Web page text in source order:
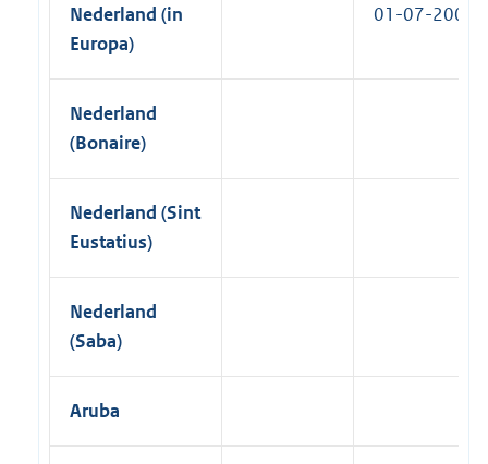
Nederland (in
Europa)
01-07-2001
Nederland
(Bonaire)
Nederland (Sint
Eustatius)
Nederland
(Saba)
Aruba